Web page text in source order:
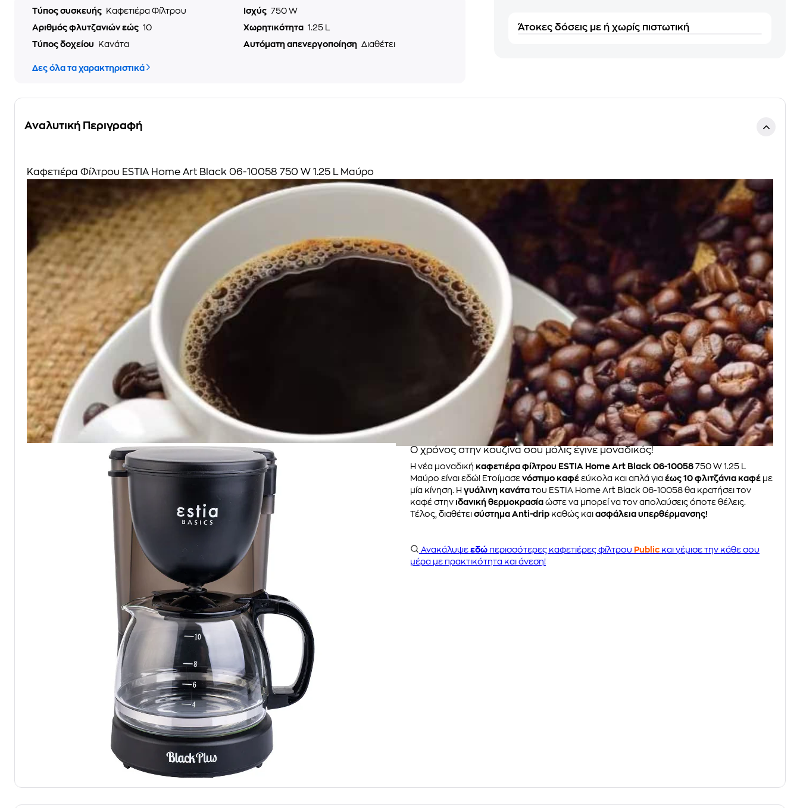
Τύπος συσκευής Καφετιέρα Φίλτρου Ισχύς 750 W
Αριθμός φλυτζανιών εώς 10 Χωρητικότητα 1.25 L
Τύπος δοχείου
Κανάτα Αυτόματη απενεργοποίηση Διαθέτει
Δες όλα τα χαρακτηριστικά
Άτοκες δόσεις με ή χωρίς πιστωτική
Αναλυτική Περιγραφή
Καφετιέρα Φίλτρου ESTIA Home Art Black 06-10058 750 W 1.25 L Μαύρο
Ο χρόνος στην κουζίνα σου μόλις έγινε μοναδικός!
Η νέα μοναδική καφετιέρα φίλτρου ESTIA Home Art Black 06-10058 750 W 1.25 L
Μαύρο είναι εδώ! Ετοίμασε νόστιμο καφέ εύκολα και απλά για έως 10 φλιτζάνια καφέ με
μία κίνηση. Η γυάλινη κανάτα του ESTIA Home Art Black 06-10058 θα κρατήσει τον
καφέ στην ιδανική θερμοκρασία ώστε να μπορεί να τον απολαύσεις όποτε θέλεις.
Τέλος, διαθέτει σύστημα Anti-drip καθώς και ασφάλεια υπερθέρμανσης!
Ανακάλυψε εδώ περισσότερες καφετιέρες φίλτρου Public και γέμισε την κάθε σου
μέρα με πρακτικότητα και άνεση!